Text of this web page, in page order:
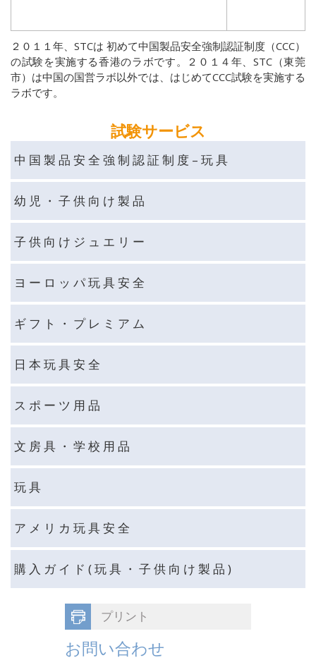
２０１１年、STCは 初めて中国製品安全強制認証制度（CCC）
の試験を実施する香港のラボです。２０１４年、STC（東莞
市）は中国の国営ラボ以外では、はじめてCCC試験を実施する
ラボです。
試験サービス
中 国 製 品 安 全 強 制 認 証 制 度 – 玩 具
幼 児 ・ 子 供 向 け 製 品
子 供 向 け ジ ュ エ リ ー
ヨ ー ロ ッ パ 玩 具 安 全
ギ フ ト ・ プ レ ミ ア ム
日 本 玩 具 安 全
ス ポ ー ツ 用 品
文 房 具 ・ 学 校 用 品
玩 具
ア メ リ カ 玩 具 安 全
購 入 ガ イ ド ( 玩 具 ・ 子 供 向 け 製 品 )
プリント
お問い合わせ